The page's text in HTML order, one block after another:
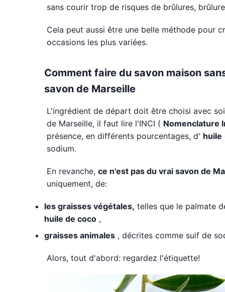
sans courir trop de risques de brûlures,
Cela peut aussi être une belle méthode pour
occasions les plus variées.
Comment faire du savon maison
savon de Marseille
L'ingrédient de départ doit être choisi avec
de Marseille, il faut lire l'INCI ( Nomenclature
présence, en différents pourcentages, d' huile
sodium.
En revanche, ce n'est pas du vrai savon de
uniquement, de:
les graisses végétales, telles que le palmate
huile de coco ,
graisses animales , décrites comme suif de
Alors, tout d'abord: regardez l'étiquette!